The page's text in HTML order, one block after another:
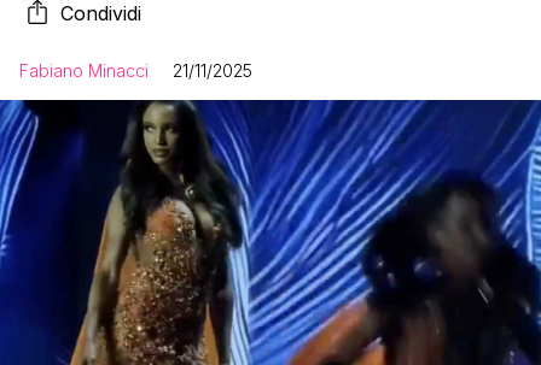
Condividi
Fabiano Minacci 21/11/2025